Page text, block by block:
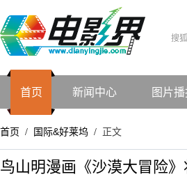
搜
首页 新闻中心 图片播
首页 / 国际&好莱坞 / 正文
鸟山明漫画《沙漠大冒险